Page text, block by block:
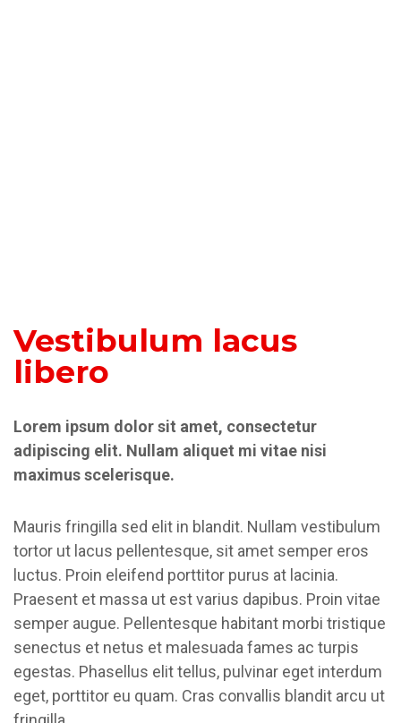
Vestibulum lacus
libero
Lorem ipsum dolor sit amet, consectetur
adipiscing elit. Nullam aliquet mi vitae nisi
maximus scelerisque.
Mauris fringilla sed elit in blandit. Nullam vestibulum
tortor ut lacus pellentesque, sit amet semper eros
luctus. Proin eleifend porttitor purus at lacinia.
Praesent et massa ut est varius dapibus. Proin vitae
semper augue. Pellentesque habitant morbi tristique
senectus et netus et malesuada fames ac turpis
egestas. Phasellus elit tellus, pulvinar eget interdum
eget, porttitor eu quam. Cras convallis blandit arcu ut